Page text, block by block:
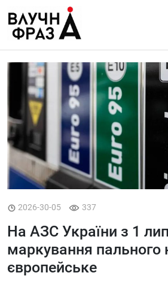
содержимому
Політика
Гроші
Життя
Лайфстайл
ТехноНаука
Людина
Ukraine
Про нас
2026-30-05 337
На АЗС України з 1
маркування пального
європейське